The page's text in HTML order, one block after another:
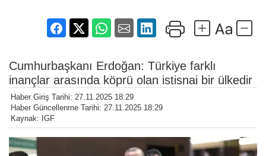
Cumhurbaşkanı Erdoğan: Türkiye farklı
inançlar arasında köprü olan istisnai bir ülkedir
Haber Giriş Tarihi: 27.11.2025 18:29
Haber Güncellenme Tarihi: 27.11.2025 18:29
Kaynak: IGF